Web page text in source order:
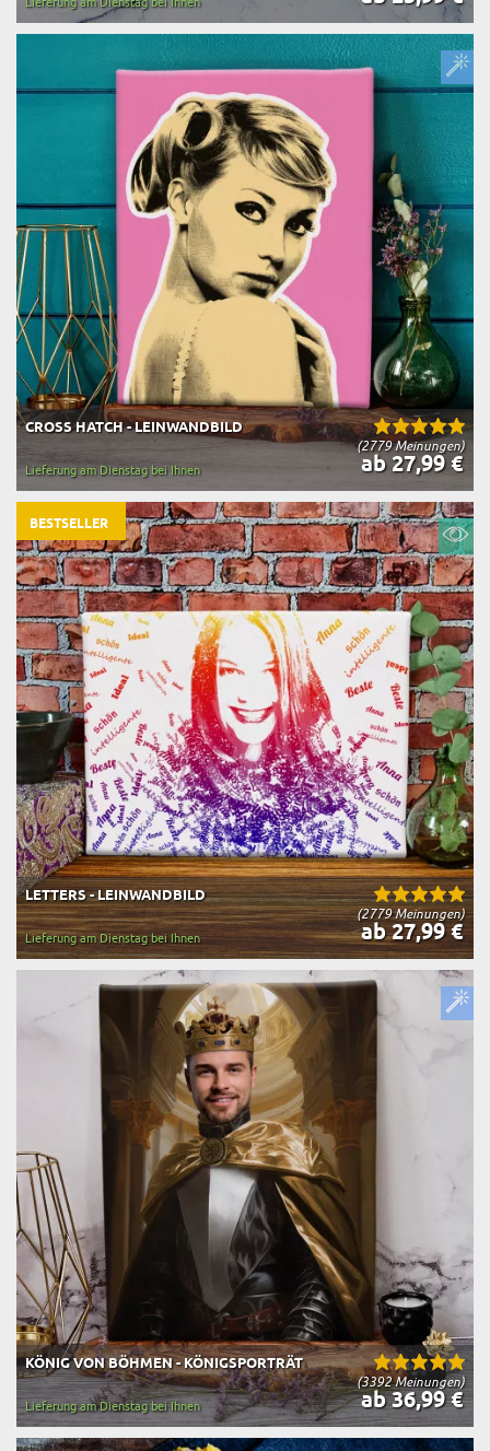
(2779 Meinungen)
CROSS HATCH - LEINWANDBILD
ab 27,99 €
Lieferung am Dienstag bei Ihnen
(2779 Meinungen)
LETTERS - LEINWANDBILD
ab 27,99 €
Lieferung am Dienstag bei Ihnen
BESTSELLER
(3392 Meinungen)
KÖNIG VON BÖHMEN - KÖNIGSPORTRÄT
ab 36,99 €
Lieferung am Dienstag bei Ihnen